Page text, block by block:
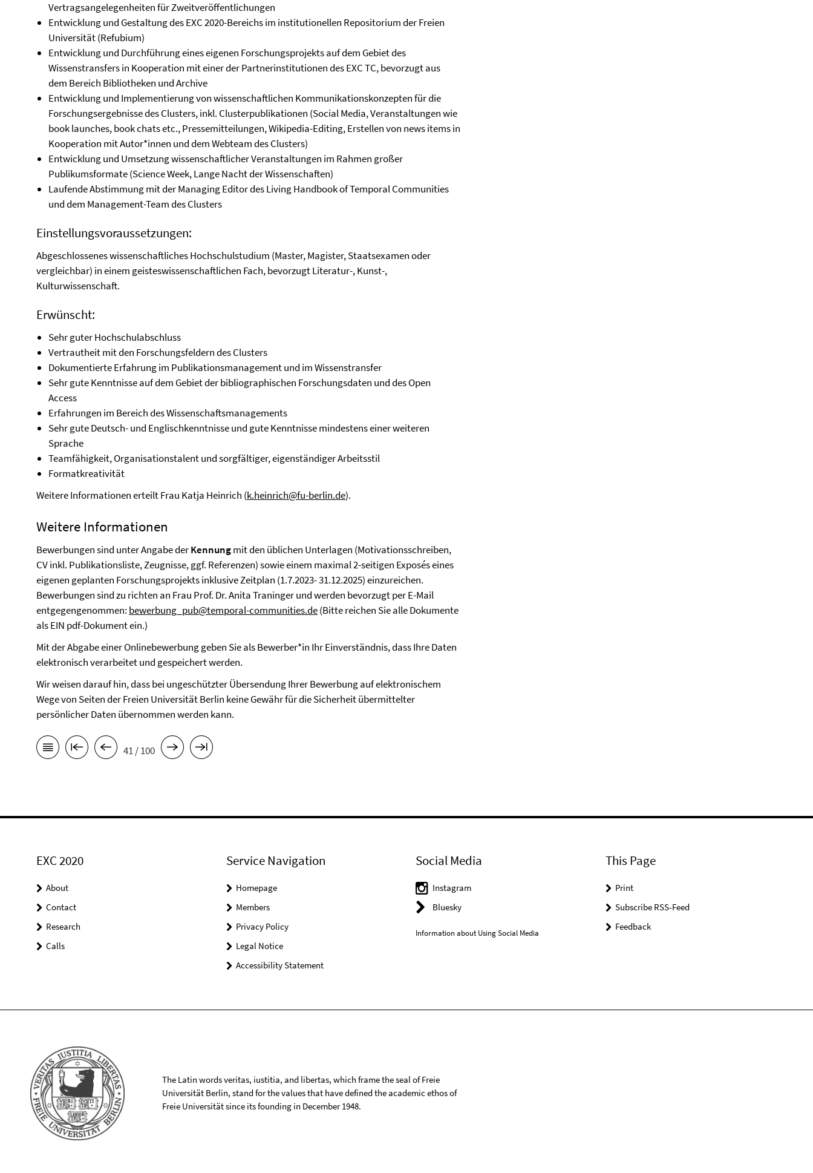
Vertragsangelegenheiten für Zweitveröffentlichungen
Entwicklung und Gestaltung des EXC 2020-Bereichs im institutionellen Repositorium der Freien
Universität (Refubium)
Entwicklung und Durchführung eines eigenen Forschungsprojekts auf dem Gebiet des
Wissenstransfers in Kooperation mit einer der Partnerinstitutionen des EXC TC, bevorzugt aus
dem Bereich Bibliotheken und Archive
Entwicklung und Implementierung von wissenschaftlichen Kommunikationskonzepten für die
Forschungsergebnisse des Clusters, inkl. Clusterpublikationen (Social Media, Veranstaltungen wie
book launches, book chats etc., Pressemitteilungen, Wikipedia-Editing, Erstellen von news items in
Kooperation mit Autor*innen und dem Webteam des Clusters)
Entwicklung und Umsetzung wissenschaftlicher Veranstaltungen im Rahmen großer
Publikumsformate (Science Week, Lange Nacht der Wissenschaften)
Laufende Abstimmung mit der Managing Editor des Living Handbook of Temporal Communities
und dem Management-Team des Clusters
Einstellungsvoraussetzungen:
Abgeschlossenes wissenschaftliches Hochschulstudium (Master, Magister, Staatsexamen oder
vergleichbar) in einem geisteswissenschaftlichen Fach, bevorzugt Literatur-, Kunst-,
Kulturwissenschaft.
Erwünscht:
Sehr guter Hochschulabschluss
Vertrautheit mit den Forschungsfeldern des Clusters
Dokumentierte Erfahrung im Publikationsmanagement und im Wissenstransfer
Sehr gute Kenntnisse auf dem Gebiet der bibliographischen Forschungsdaten und des Open
Access
Erfahrungen im Bereich des Wissenschaftsmanagements
Sehr gute Deutsch- und Englischkenntnisse und gute Kenntnisse mindestens einer weiteren
Sprache
Teamfähigkeit, Organisationstalent und sorgfältiger, eigenständiger Arbeitsstil
Formatkreativität
Weitere Informationen erteilt Frau Katja Heinrich (k.heinrich@fu-berlin.de).
Weitere Informationen
Bewerbungen sind unter Angabe derKennungmit den üblichen Unterlagen (Motivationsschreiben,
CV inkl. Publikationsliste, Zeugnisse, ggf. Referenzen) sowie einem maximal 2-seitigen Exposés eines
eigenen geplanten Forschungsprojekts inklusive Zeitplan (1.7.2023- 31.12.2025) einzureichen.
Bewerbungen sind zu richten an Frau Prof. Dr. Anita Traninger und werden bevorzugt per E-Mail
entgegengenommen: bewerbung_pub@temporal-communities.de(Bitte reichen Sie alle Dokumente
als EIN pdf-Dokument ein.)
Mit der Abgabe einer Onlinebewerbung geben Sie als Bewerber*in Ihr Einverständnis, dass Ihre Daten
elektronisch verarbeitet und gespeichert werden.
Wir weisen darauf hin, dass bei ungeschützter Übersendung Ihrer Bewerbung auf elektronischem
Wege von Seiten der Freien Universität Berlin keine Gewähr für die Sicherheit übermittelter
persönlicher Daten übernommen werden kann.
41 / 100
EXC 2020
About
Contact
Research
Calls
Service Navigation
Homepage
Members
Privacy Policy
Legal Notice
Accessibility Statement
Social Media
Instagram
Bluesky
Information about Using Social Media
This Page
Print
Subscribe RSS-Feed
Feedback
The Latin words veritas, iustitia, and libertas, which frame the seal of Freie
Universität Berlin, stand for the values that have defined the academic ethos of
Freie Universität since its founding in December 1948.